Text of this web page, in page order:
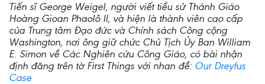
Tiến sĩ George Weigel, người viết tiểu sử Thánh Giáo
Hoàng Gioan Phaolô II, và hiện là thành viên cao cấp
của Trung tâm Đạo đức và Chính sách Công cộng
Washington, nơi ông giữ chức Chủ Tịch Ủy Ban William
E. Simon về Các Nghiên cứu Công Giáo, có bài nhận
định đăng trên tờ First Things với nhan đề: Our Dreyfus
Case